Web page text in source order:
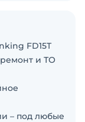
FD15T
и ТО
– под любые